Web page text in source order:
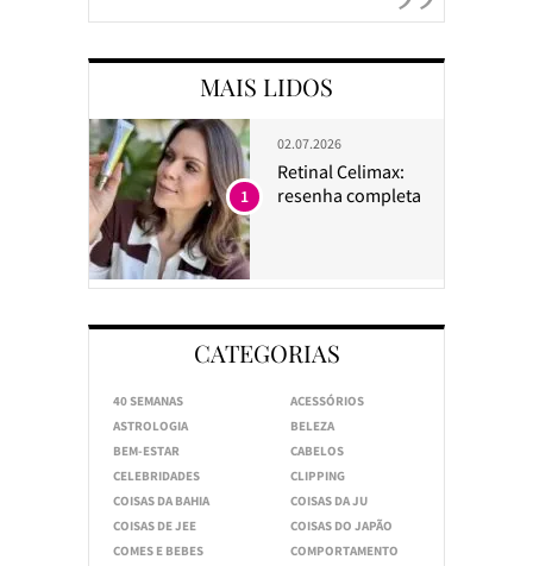
MAIS LIDOS
02.07.2026
Retinal Celimax:
resenha completa
1
CATEGORIAS
40 SEMANAS
ACESSÓRIOS
ASTROLOGIA
BELEZA
BEM-ESTAR
CABELOS
CELEBRIDADES
CLIPPING
COISAS DA BAHIA
COISAS DA JU
COISAS DE JEE
COISAS DO JAPÃO
COMES E BEBES
COMPORTAMENTO